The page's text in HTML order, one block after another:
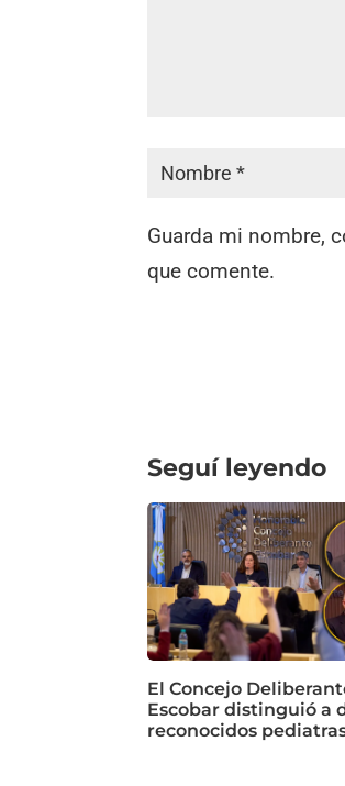
Guarda mi nombre,
que comente.
Seguí leyendo
El Concejo
Escobar distinguió a
reconocidos